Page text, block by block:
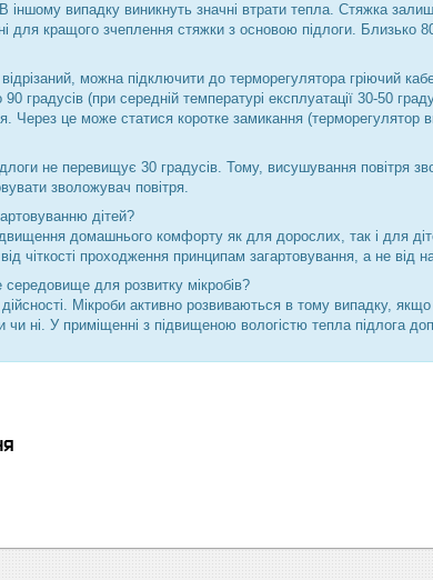
випадку виникнуть значні втрати тепла. Стяжка
для кращого зчеплення стяжки з основою підлоги. Близько
можна підключити до терморегулятора гріючий
90 градусів (при середній температурі експлуатації 30-50
Через це може статися коротке замикання (терморегулятор
не перевищує 30 градусів. Тому, висушування повітря
зволожувач повітря.
дітей?
домашнього комфорту як для дорослих, так і для
чіткості проходження принципам загартовування, а не від
для розвитку мікробів?
Мікроби активно розвиваються в тому випадку,
чи ні. У приміщенні з підвищеною вологістю тепла підлога